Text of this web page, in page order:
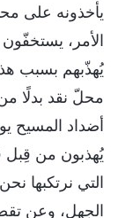
يأخذونه على
الأمر،
يُهذّبهم بسبب
محلّ نقد بدلًا
أضداد المسيح
يُهذبون من قِبل
التي نرتكبها
الجهل، وعن